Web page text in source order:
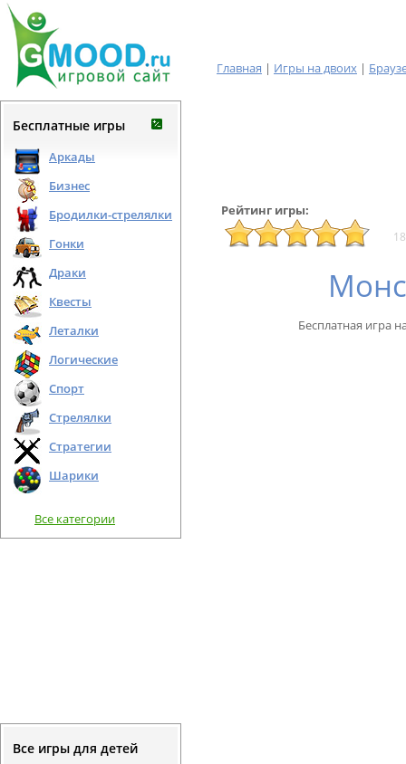
Главная | Игры на двоих |
Бесплатные игры
Аркады
Бизнес
Бродилки-стрелялки
Гонки
Драки
Квесты
Леталки
Логические
Спорт
Стрелялки
Стратегии
Шарики
Все категории
Все игры для детей
Рейтинг игры:
Бесплатная игра